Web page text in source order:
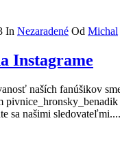
In Nezaradené Od Michal
Instagrame
naších fanúšikov
pivnice_hronsky_benadik
sa našimi sledovateľmi....